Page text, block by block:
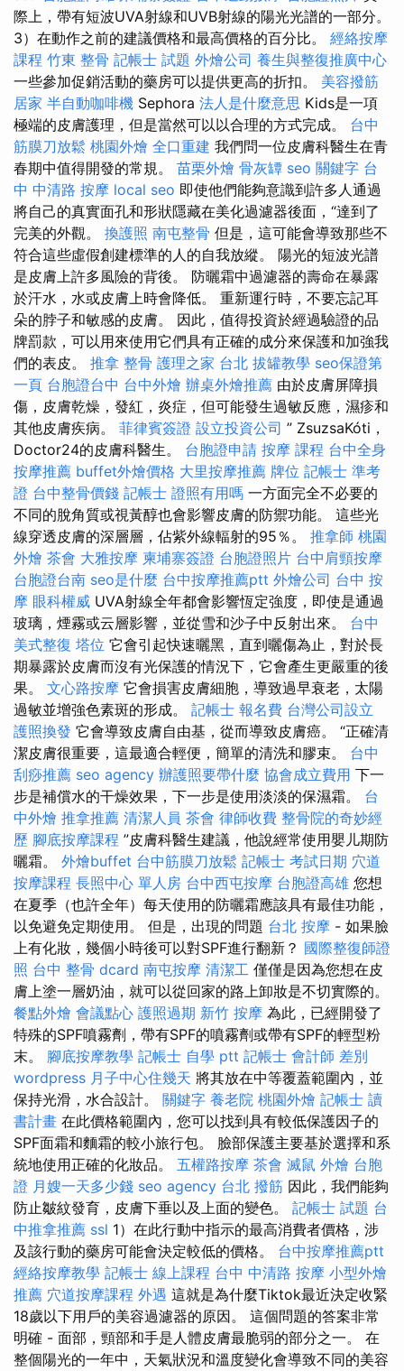
際上，帶有短波UVA射線和UVB射線的陽光光譜的一部分。
3）在動作之前的建議價格和最高價格的百分比。 經絡按摩
課程 竹東 整骨 記帳士 試題 外燴公司 養生與整復推廣中心
一些參加促銷活動的藥房可以提供更高的折扣。 美容撥筋
居家 半自動咖啡機 Sephora 法人是什麼意思 Kids是一項
極端的皮膚護理，但是當然可以以合理的方式完成。 台中
筋膜刀放鬆 桃園外燴 全口重建 我們問一位皮膚科醫生在青
春期中值得開發的常規。 苗栗外燴 骨灰罈 seo 關鍵字 台
中 中清路 按摩 local seo 即使他們能夠意識到許多人通過
將自己的真實面孔和形狀隱藏在美化過濾器後面，“達到了
完美的外觀。 換護照 南屯整骨 但是，這可能會導致那些不
符合這些虛假創建標準的人的自我放縱。 陽光的短波光譜
是皮膚上許多風險的背後。 防曬霜中過濾器的壽命在暴露
於汗水，水或皮膚上時會降低。 重新運行時，不要忘記耳
朵的脖子和敏感的皮膚。 因此，值得投資於經過驗證的品
牌罰款，可以用來使用它們具有正確的成分來保護和加強我
們的表皮。 推拿 整骨 護理之家 台北 拔罐教學 seo保證第
一頁 台胞證台中 台中外燴 辦桌外燴推薦 由於皮膚屏障損
傷，皮膚乾燥，發紅，炎症，但可能發生過敏反應，濕疹和
其他皮膚疾病。 菲律賓簽證 設立投資公司 ” ZsuzsaKóti，
Doctor24的皮膚科醫生。 台胞證申請 按摩 課程 台中全身
按摩推薦 buffet外燴價格 大里按摩推薦 牌位 記帳士 準考
證 台中整骨價錢 記帳士 證照有用嗎 一方面完全不必要的
不​​同的脫角質或視黃醇也會影響皮膚的防禦功能。 這些光
線穿透皮膚的深層層，佔紫外線輻射的95％。 推拿師 桃園
外燴 茶會 大雅按摩 柬埔寨簽證 台胞證照片 台中肩頸按摩
台胞證台南 seo是什麼 台中按摩推薦ptt 外燴公司 台中 按
摩 眼科權威 UVA射線全年都會影響恆定強度，即使是通過
玻璃，煙霧或云層影響，並從雪和沙子中反射出來。 台中
美式整復 塔位 它會引起快速曬黑，直到曬傷為止，對於長
期暴露於皮膚而沒有光保護的情況下，它會產生更嚴重的後
果。 文心路按摩 它會損害皮膚細胞，導致過早衰老，太陽
過敏並增強色素斑的形成。 記帳士 報名費 台灣公司設立
護照換發 它會導致皮膚自由基，從而導致皮膚癌。 “正確清
潔皮膚很重要，這最適合輕便，簡單的清洗和膠束。 台中
刮痧推薦 seo agency 辦護照要帶什麼 協會成立費用 下一
步是補償水的干燥效果，下一步是使用淡淡的保濕霜。 台
中外燴 推拿推薦 清潔人員 茶會 律師收費 整骨院的奇妙經
歷 腳底按摩課程 ”皮膚科醫生建議，他說經常使用嬰儿期防
曬霜。 外燴buffet 台中筋膜刀放鬆 記帳士 考試日期 穴道
按摩課程 長照中心 單人房 台中西屯按摩 台胞證高雄 您想
在夏季（也許全年）每天使用的防曬霜應該具有最佳功能，
以免避免定期使用。 但是，出現的問題 台北 按摩 - 如果臉
上有化妝，幾個小時後可以對SPF進行翻新？ 國際整復師證
照 台中 整骨 dcard 南屯按摩 清潔工 僅僅是因為您想在皮
膚上塗一層奶油，就可以從回家的路上卸妝是不切實際的。
餐點外燴 會議點心 護照過期 新竹 按摩 為此，已經開發了
特殊的SPF噴霧劑，帶有SPF的噴霧劑或帶有SPF的輕型粉
末。 腳底按摩教學 記帳士 自學 ptt 記帳士 會計師 差別
wordpress 月子中心住幾天 將其放在中等覆蓋範圍內，並
保持光滑，水合設計。 關鍵字 養老院 桃園外燴 記帳士 讀
書計畫 在此價格範圍內，您可以找到具有較低保護因子的
SPF面霜和麵霜的較小旅行包。 臉部保護主要基於選擇和系
統地使用正確的化妝品。 五權路按摩 茶會 滅鼠 外燴 台胞
證 月嫂一天多少錢 seo agency 台北 撥筋 因此，我們能夠
防止皺紋發育，皮膚下垂以及上面的變色。 記帳士 試題 台
中推拿推薦 ssl 1）在此行動中指示的最高消費者價格，涉
及該行動的藥房可能會決定較低的價格。 台中按摩推薦ptt
經絡按摩教學 記帳士 線上課程 台中 中清路 按摩 小型外燴
推薦 穴道按摩課程 外遇 這就是為什麼Tiktok最近決定收緊
18歲以下用戶的美容過濾器的原因。 這個問題的答案非常
明確 - 面部，頸部和手是人體皮膚最脆弱的部分之一。 在
整個陽光的一年中，天氣狀況和溫度變化會導致不同的美容